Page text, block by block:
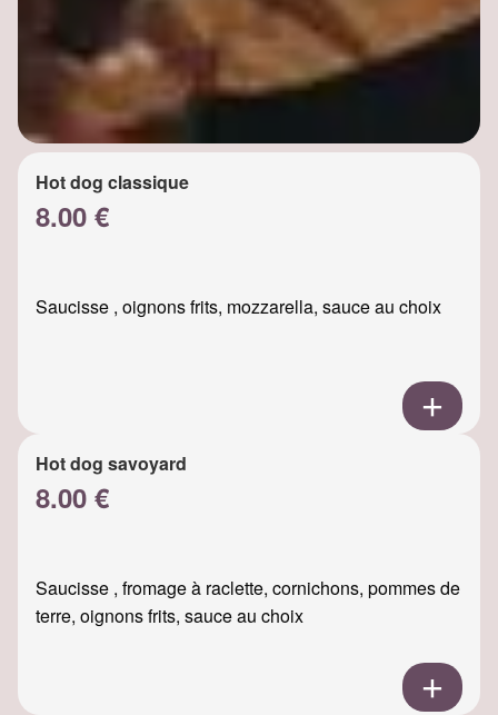
Hot dog classique
8.00 €
Saucisse , oignons frits, mozzarella, sauce au choix
Hot dog savoyard
8.00 €
Saucisse , fromage à raclette, cornichons, pommes de
terre, oignons frits, sauce au choix